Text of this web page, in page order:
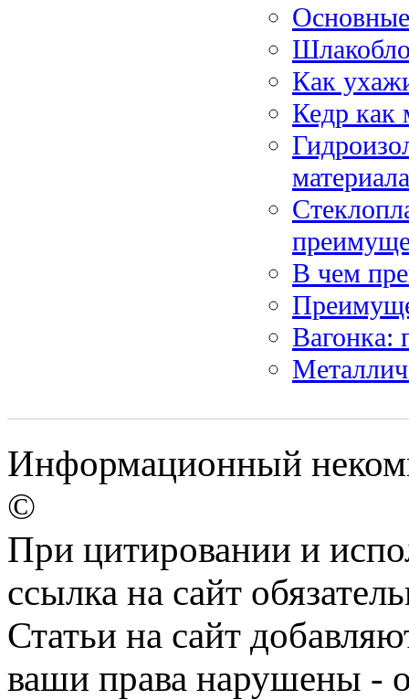
Как
Кедр как
В чем
Вагонка:
Информационный
©
При цитировании и
ссылка на сайт
Статьи на сайт
ваши права нарушены -